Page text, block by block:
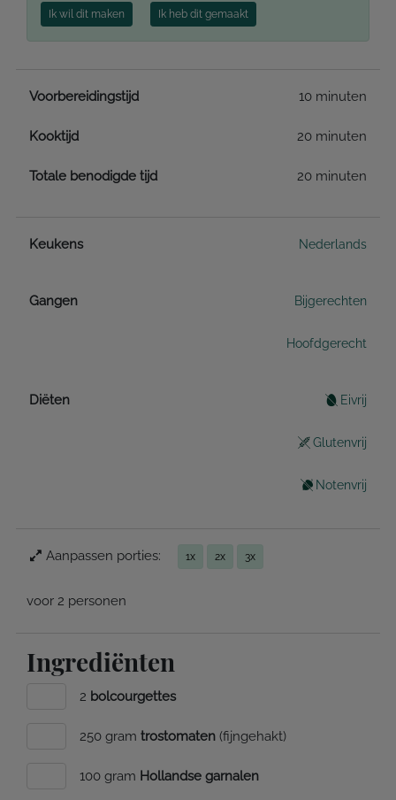
Ik wil dit maken Ik heb dit gemaakt
Voorbereidingstijd 10 minuten
Kooktijd 20 minuten
Totale benodigde tijd 20 minuten
Keukens Nederlands
Gangen Bijgerechten
Hoofdgerecht
Diëten Eivrij
Glutenvrij
Notenvrij
Aanpassen porties: 1x 2x 3x
voor 2 personen
Ingrediënten
2 bolcourgettes
250 gram trostomaten (fijngehakt)
100 gram Hollandse garnalen